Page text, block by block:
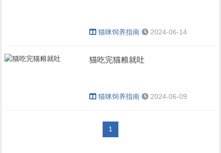
猫咪饲养指南 2024-06-14
猫吃完猫粮就吐
猫咪饲养指南 2024-06-09
1